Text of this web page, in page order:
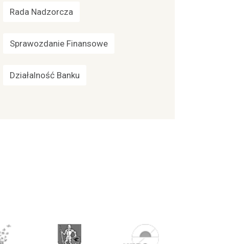
Rada Nadzorcza
Sprawozdanie Finansowe
Działalność Banku